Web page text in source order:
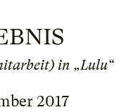
in „Lulu“
2017